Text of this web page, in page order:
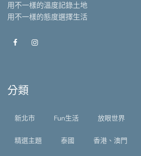
用不一樣的溫度記錄土地
用不一樣的態度選擇生活
分類
新北市 Fun生活 放眼世界
精選主題 泰國 香港、澳門